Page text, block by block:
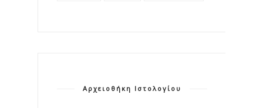
Αρχειοθήκη Ιστολογίου